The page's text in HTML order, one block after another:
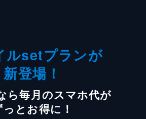
ルsetプランが
新登場！
ら毎月のスマホ代が
っとお得に！